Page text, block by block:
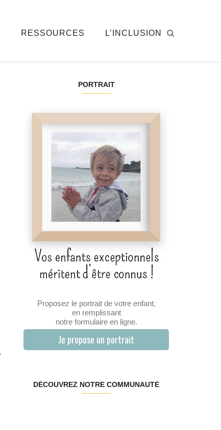
RESSOURCES L’INCLUSION
PORTRAIT
Proposez le portrait de votre enfant,
en remplissant
notre formulaire en ligne.
Je propose un portrait
DÉCOUVREZ NOTRE COMMUNAUTÉ